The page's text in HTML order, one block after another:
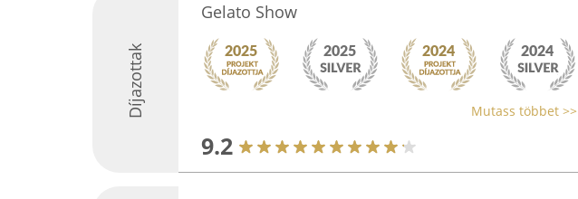
Díjazottak
Gelato Show
Mutass többet >>
9.2